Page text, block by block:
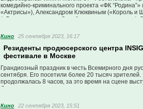
комедийно-криминального проекта «ФК
«‎Актрисы»‎), Александром Клюквиным («Король и
(«Беспринципные», «Судьба по книге
Кино 25 сентября 2023, 16:17
Резиденты продюсерcкого центра
фестивале в Москве
Грандиозный праздник в честь Всемирного дня
сентября. Его посетили более 20 тысяч
продолжалась 8 часов, за это время на сцене
Специальными гостями стали резиденты и
50 млн пользователей.
Кино 22 сентября 2023, 15:51